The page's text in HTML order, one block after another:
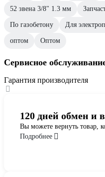
52 звена 3/8" 1.3 мм
По газобетону Для
оптом Оптом
Сервисное
Гарантия производителя
120 дней обмен и
Вы можете вернуть товар,
Подробнее